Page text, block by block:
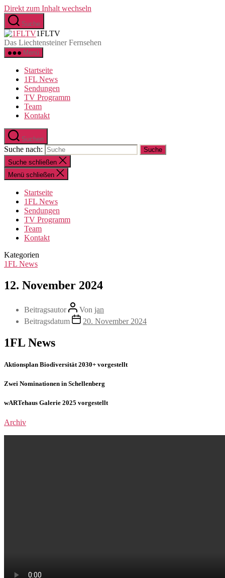
Direkt zum Inhalt wechseln
Suche
1FLTV
Das Liechtensteiner Fernsehen
Menü
Startseite
1FL News
Sendungen
TV Programm
Team
Kontakt
Suchen
Suche nach:
Suche schließen
Menü schließen
Startseite
1FL News
Sendungen
TV Programm
Team
Kontakt
Kategorien
1FL News
12. November 2024
Beitragsautor Von jan
Beitragsdatum
20. November 2024
1FL News
Aktionsplan Biodiversität 2030+ vorgestellt
Zwei Nominationen in Schellenberg
wARTehaus Galerie 2025 vorgestellt
Archiv